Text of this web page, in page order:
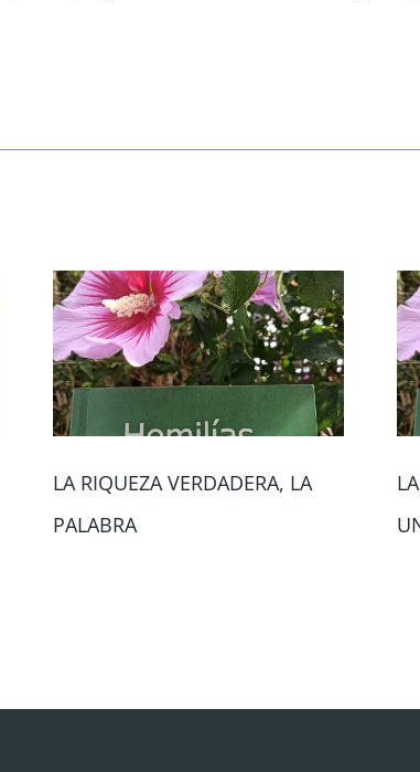
LA RIQUEZA VERDADERA, LA
PALABRA